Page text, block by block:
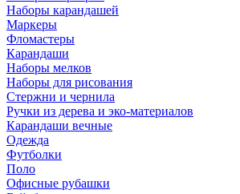
Наборы карандашей
Маркеры
Фломастеры
Карандаши
Наборы мелков
Наборы для рисования
Стержни и чернила
Ручки из дерева и эко-материалов
Карандаши вечные
Одежда
Футболки
Поло
Офисные рубашки